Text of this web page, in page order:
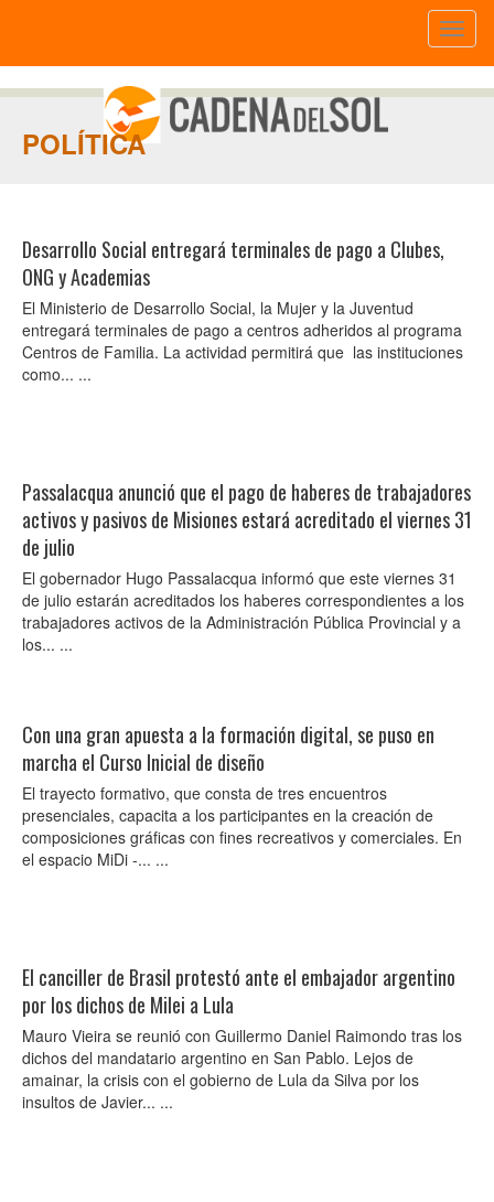
POLÍTICA
Desarrollo Social entregará terminales de pago a Clubes,
ONG y Academias
El Ministerio de Desarrollo Social, la Mujer y la Juventud
entregará terminales de pago a centros adheridos al programa
Centros de Familia. La actividad permitirá que las instituciones
como... ...
Passalacqua anunció que el pago de haberes de trabajadores
activos y pasivos de Misiones estará acreditado el viernes 31
de julio
El gobernador Hugo Passalacqua informó que este viernes 31
de julio estarán acreditados los haberes correspondientes a los
trabajadores activos de la Administración Pública Provincial y a
los... ...
Con una gran apuesta a la formación digital, se puso en
marcha el Curso Inicial de diseño
El trayecto formativo, que consta de tres encuentros
presenciales, capacita a los participantes en la creación de
composiciones gráficas con fines recreativos y comerciales. En
el espacio MiDi -... ...
El canciller de Brasil protestó ante el embajador argentino
por los dichos de Milei a Lula
Mauro Vieira se reunió con Guillermo Daniel Raimondo tras los
dichos del mandatario argentino en San Pablo. Lejos de
amainar, la crisis con el gobierno de Lula da Silva por los
insultos de Javier... ...